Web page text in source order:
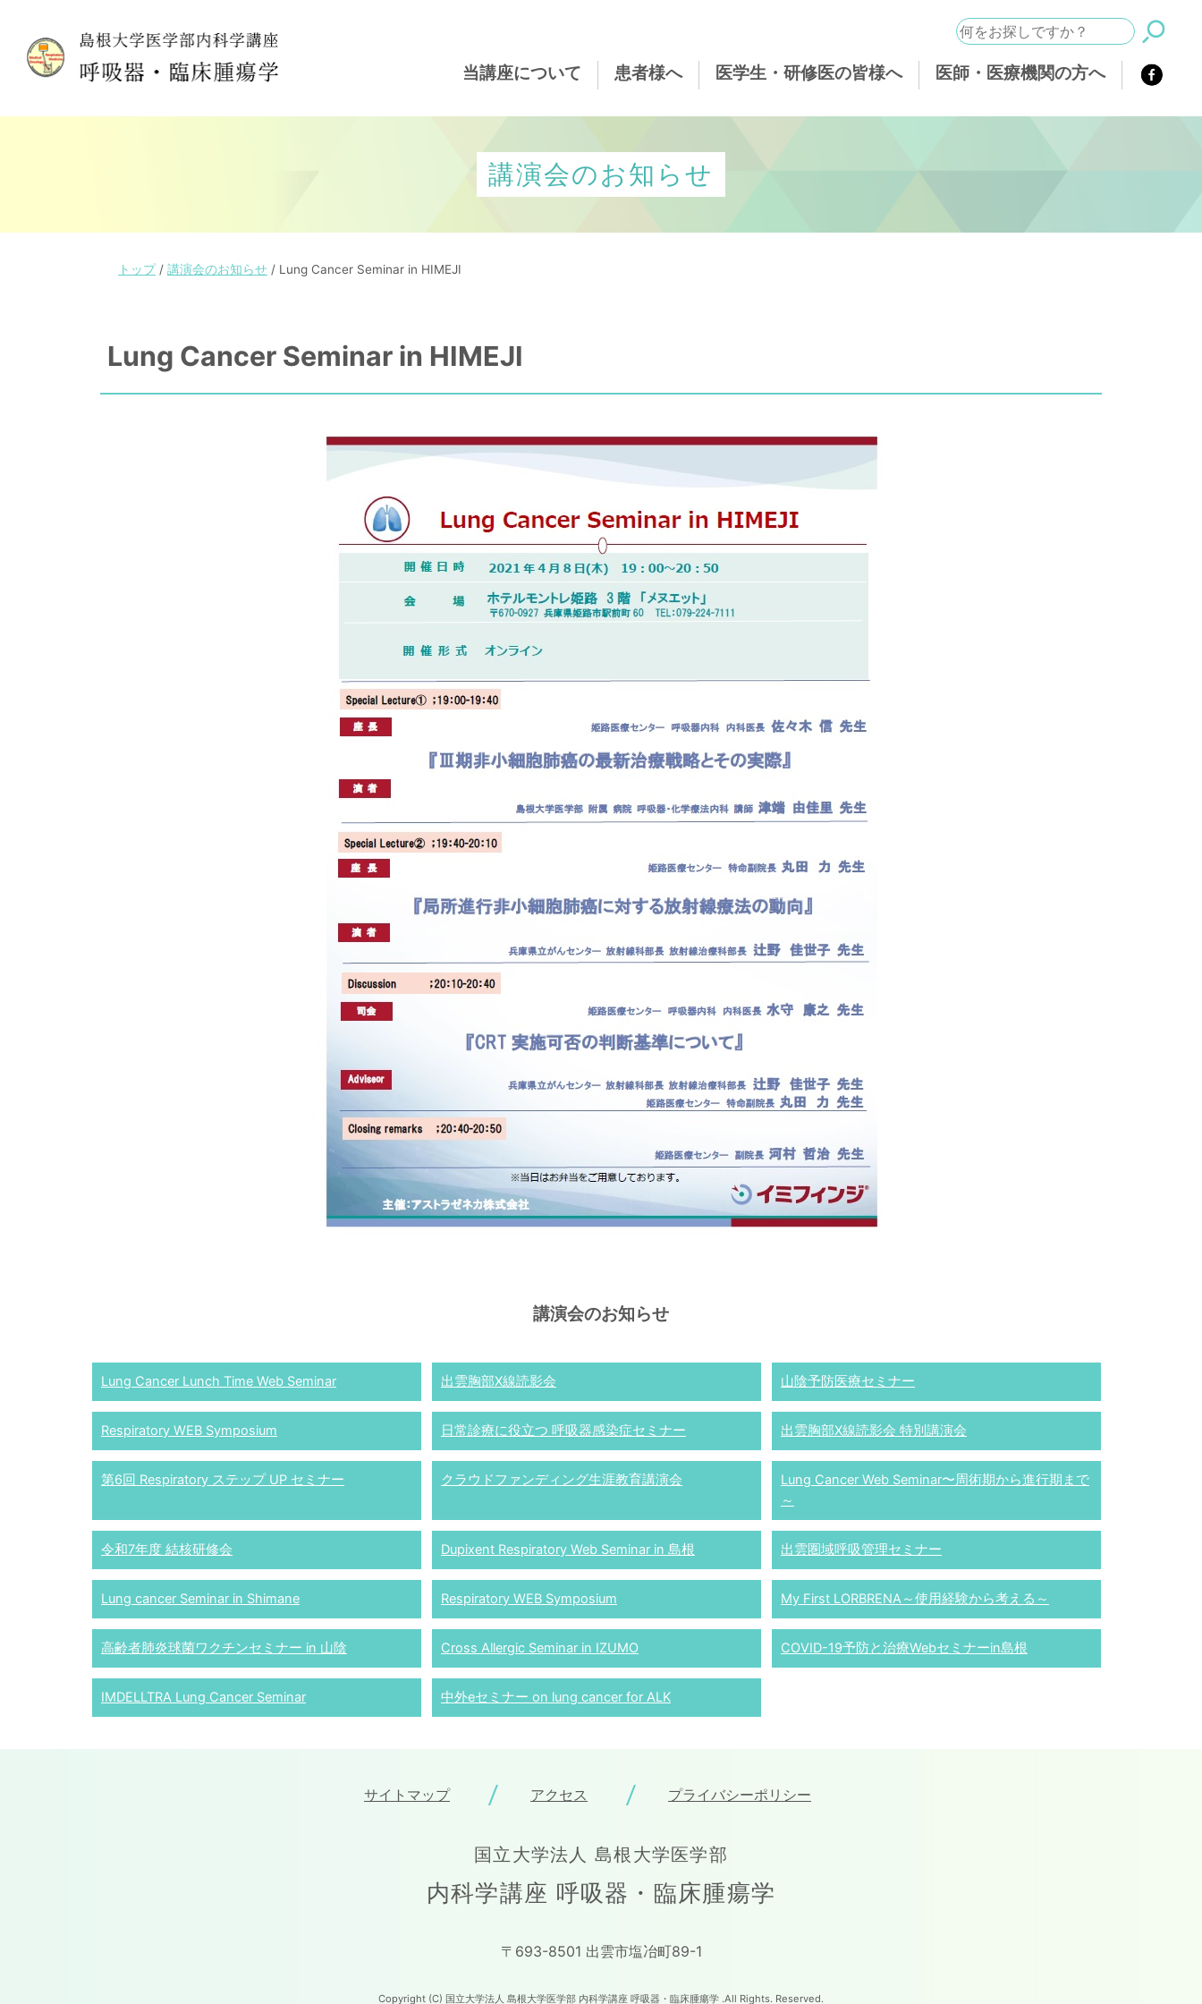
当講座について 患者様へ 医学生・研修医の皆様へ 医師・医療機関の方へ
講演会のお知らせ
現
置：
トップ/ 講演会のお知らせ / Lung Cancer Seminar in HIMEJI
Lung Cancer Seminar in HIMEJI
講演会のお知らせ
Lung Cancer Lunch Time Web Seminar 出雲胸部X線読影会 山陰予防医療セミナー
Respiratory WEB Symposium 日常診療に役立つ 呼吸器感染症セミナー 出雲胸部X線読影会 特別講演会
第6回 Respiratory ステップ UP セミナー クラウドファンディング生涯教育講演会
Lung Cancer Web Seminar〜周術期から進行期まで
～
令和7年度 結核研修会 Dupixent Respiratory Web Seminar in 島根 出雲圏域呼吸管理セミナー
Lung cancer Seminar in Shimane Respiratory WEB Symposium My First LORBRENA～使用経験から考える～
高齢者肺炎球菌ワクチンセミナー in 山陰 Cross Allergic Seminar in IZUMO COVID-19予防と治療Webセミナーin島根
IMDELLTRA Lung Cancer Seminar 中外eセミナー on lung cancer for ALK
サイトマップ アクセス プライバシーポリシー
国立大学法人 島根大学医学部
内科学講座 呼吸器・臨床腫瘍学
〒693-8501 出雲市塩冶町89-1
Copyright (C) 国立大学法人 島根大学医学部 内科学講座 呼吸器・臨床腫瘍学 .All Rights. Reserved.